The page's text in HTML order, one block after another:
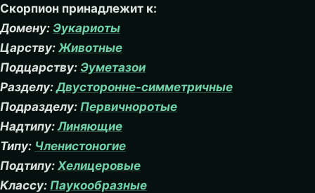
Скорпион принадлежит к:
Домену: Эукариоты
Царству: Животные
Подцарству: Эуметазои
Разделу:Двусторонне-симметричные
Подразделу: Первичноротые
Надтипу: Линяющие
Типу: Членистоногие
Подтипу: Хелицеровые
Классу: Паукообразные